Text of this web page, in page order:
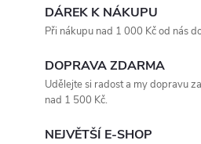
DÁREK K NÁKUPU
Při nákupu nad 1 000 Kč od nás
DOPRAVA ZDARMA
Udělejte si radost a my dopravu
nad 1 500 Kč.
NEJVĚTŠÍ E-SHOP